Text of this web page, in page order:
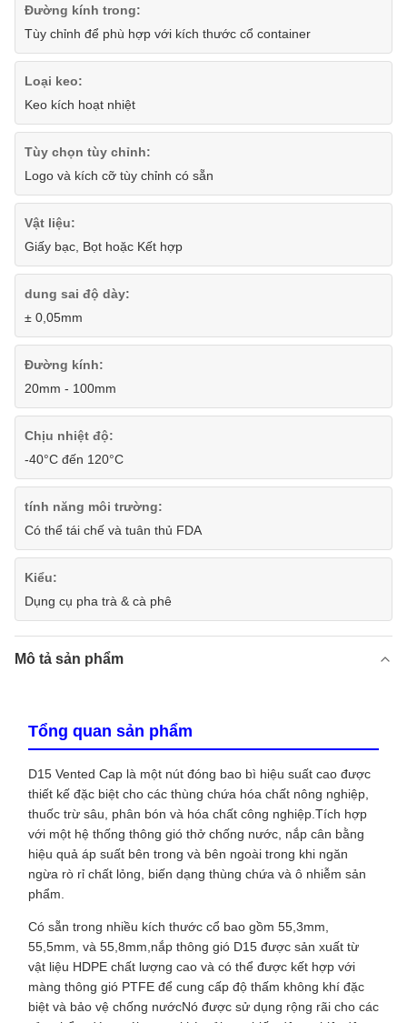
Đường kính trong:
Tùy chỉnh để phù hợp với kích thước cổ container
Loại keo:
Keo kích hoạt nhiệt
Tùy chọn tùy chỉnh:
Logo và kích cỡ tùy chỉnh có sẵn
Vật liệu:
Giấy bạc, Bọt hoặc Kết hợp
dung sai độ dày:
± 0,05mm
Đường kính:
20mm - 100mm
Chịu nhiệt độ:
-40°C đến 120°C
tính năng môi trường:
Có thể tái chế và tuân thủ FDA
Kiểu:
Dụng cụ pha trà & cà phê
Mô tả sản phẩm
Tổng quan sản phẩm
D15 Vented Cap là một nút đóng bao bì hiệu suất cao được
thiết kế đặc biệt cho các thùng chứa hóa chất nông nghiệp,
thuốc trừ sâu, phân bón và hóa chất công nghiệp.Tích hợp
với một hệ thống thông gió thở chống nước, nắp cân bằng
hiệu quả áp suất bên trong và bên ngoài trong khi ngăn
ngừa rò rỉ chất lỏng, biến dạng thùng chứa và ô nhiễm sản
phẩm.
Có sẵn trong nhiều kích thước cổ bao gồm 55,3mm,
55,5mm, và 55,8mm,nắp thông gió D15 được sản xuất từ
vật liệu HDPE chất lượng cao và có thể được kết hợp với
màng thông gió PTFE để cung cấp độ thấm không khí đặc
biệt và bảo vệ chống nướcNó được sử dụng rộng rãi cho các